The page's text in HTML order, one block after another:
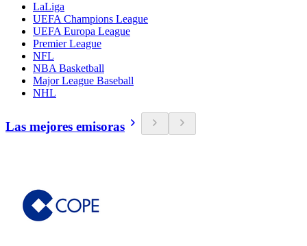
LaLiga
UEFA Champions League
UEFA Europa League
Premier League
NFL
NBA Basketball
Major League Baseball
NHL
Las mejores emisoras